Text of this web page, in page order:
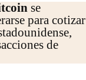
se
para cotizar
de